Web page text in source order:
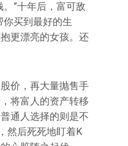
”十年后，富可敌
你买到最好的生
更漂亮的女孩。还
价，再大量抛售手
将富人的资产转移
通人选择的则是不
然后死死地盯着K